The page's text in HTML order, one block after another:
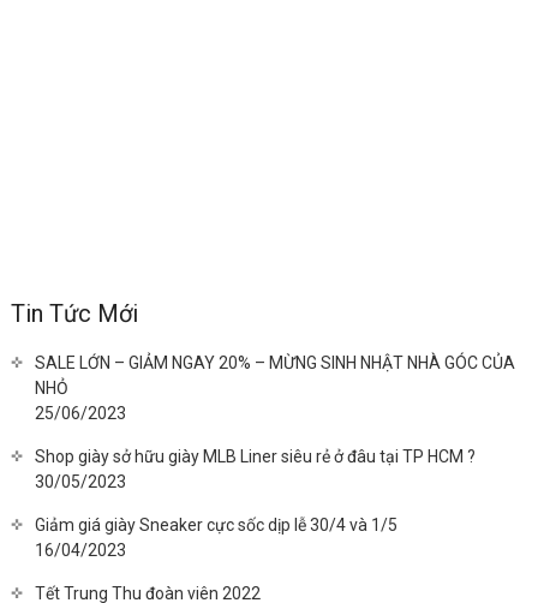
Tin Tức Mới
SALE LỚN – GIẢM NGAY 20% – MỪNG SINH NHẬT NHÀ GÓC CỦA
NHỎ
25/06/2023
Shop giày sở hữu giày MLB Liner siêu rẻ ở đâu tại TP HCM ?
30/05/2023
Giảm giá giày Sneaker cực sốc dịp lễ 30/4 và 1/5
16/04/2023
Tết Trung Thu đoàn viên 2022